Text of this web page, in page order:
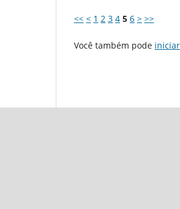
<< < 1 2 3 4 5 6 > >>
Você também pode
Centro de